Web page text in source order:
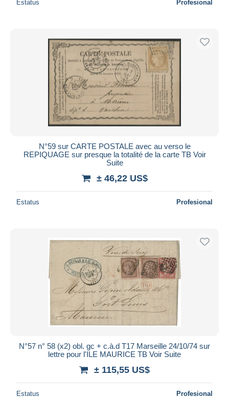
Estatus Profesional
N°59 sur CARTE POSTALE avec au verso le
REPIQUAGE sur presque la totalité de la carte TB Voir
Suite
± 46,22 US$
Estatus Profesional
N°57 n° 58 (x2) obl. gc + c.à.d T17 Marseille 24/10/74 sur
lettre pour l'ILE MAURICE TB Voir Suite
± 115,55 US$
Estatus Profesional